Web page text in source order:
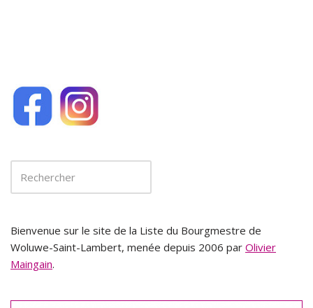
Bienvenue sur le site de la Liste du Bourgmestre de
Woluwe-Saint-Lambert, menée depuis 2006 par Olivier
Maingain.